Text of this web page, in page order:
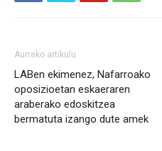
Aurreko artikulu
LABen ekimenez, Nafarroako
oposizioetan eskaeraren
araberako edoskitzea
bermatuta izango dute amek